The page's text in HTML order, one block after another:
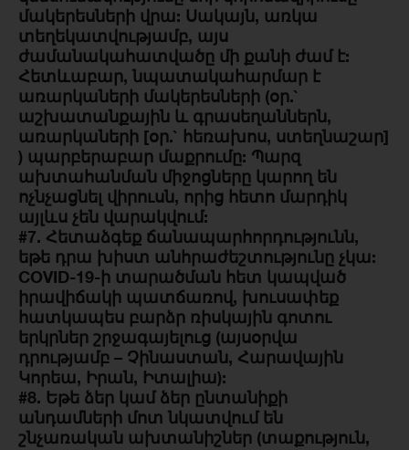
մակերեսների վրա: Սակայն, առկա
տեղեկատվությամբ, այս
ժամանակահատվածը մի քանի ժամ է:
Հետևաբար, նպատակահարմար է
առարկաների մակերեսների (օր.`
աշխատանքային և գրասեղաններն,
առարկաների [օր.` հեռախոս, ստեղնաշար]
) պարբերաբար մաքրումը: Պարզ
ախտահանման միջոցները կարող են
ոչնչացնել վիրուսն, որից հետո մարդիկ
այլևս չեն վարակվում:
#7. Հետաձգեք ճանապարհորդությունն,
եթե դրա խիստ անհրաժեշտությունը չկա:
COVID-19-ի տարածման հետ կապված
իրավիճակի պատճառով, խուսափեք
հատկապես բարձր ռիսկային գոտու
երկրներ շրջագայելուց (այսօրվա
դրությամբ – Չինաստան, Հարավային
Կորեա, Իրան, Իտալիա):
#8. Եթե ձեր կամ ձեր ընտանիքի
անդամների մոտ նկատվում են
շնչառական ախտանիշներ (տաքություն,